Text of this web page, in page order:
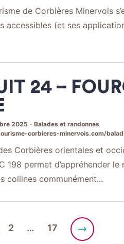
de Corbières Minervois
accessibles (et ses
24 –
2025 - Balades et randonnes
corbieres-minervois.com/balades-
Corbières orientales et
198 permet d’appréhender
collines communément...
2 … 17